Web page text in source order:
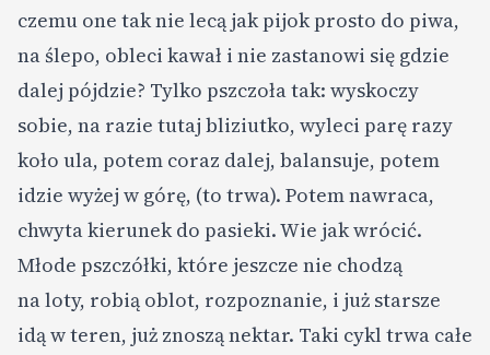
czemu one tak nie lecą jak pijok prosto do piwa,
na ślepo, obleci kawał i nie zastanowi się gdzie
dalej pójdzie? Tylko pszczoła tak: wyskoczy
sobie, na razie tutaj bliziutko, wyleci parę razy
koło ula, potem coraz dalej, balansuje, potem
idzie wyżej w górę, (to trwa). Potem nawraca,
chwyta kierunek do pasieki. Wie jak wrócić.
Młode pszczółki, które jeszcze nie chodzą
na loty, robią oblot, rozpoznanie, i już starsze
idą w teren, już znoszą nektar. Taki cykl trwa całe